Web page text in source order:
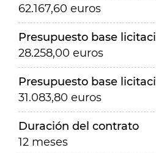
62.167,60 euros
Presupuesto base
28.258,00 euros
Presupuesto base
31.083,80 euros
Duración del contrato
12 meses